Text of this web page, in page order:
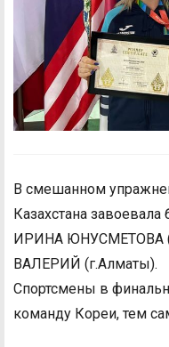
В смешанном
Казахстана
ИРИНА ЮНУСМЕТОВА
ВАЛЕРИЙ (г.Алматы).
Спортсмены в
команду Кореи, тем